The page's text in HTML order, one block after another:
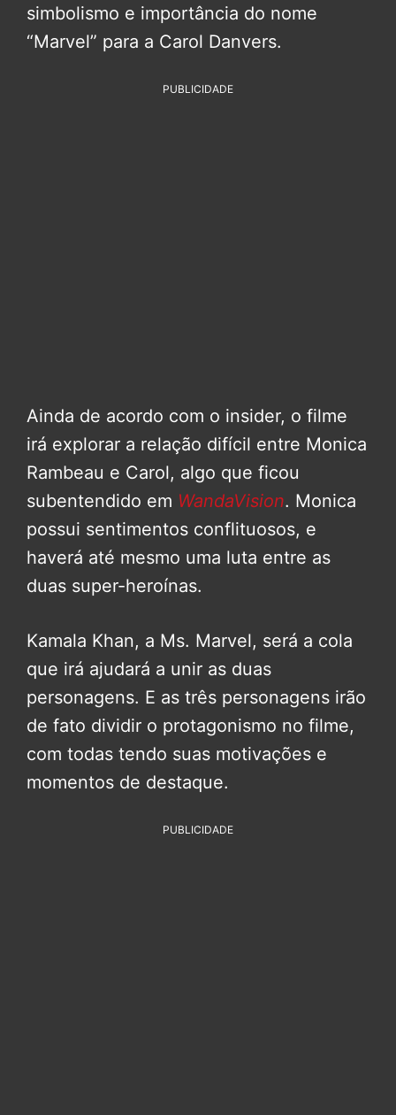
simbolismo e importância do nome
“Marvel” para a Carol Danvers.
PUBLICIDADE
Ainda de acordo com o insider, o filme
irá explorar a relação difícil entre Monica
Rambeau e Carol, algo que ficou
subentendido em WandaVision. Monica
possui sentimentos conflituosos, e
haverá até mesmo uma luta entre as
duas super-heroínas.
Kamala Khan, a Ms. Marvel, será a cola
que irá ajudará a unir as duas
personagens. E as três personagens irão
de fato dividir o protagonismo no filme,
com todas tendo suas motivações e
momentos de destaque.
PUBLICIDADE